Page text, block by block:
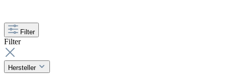
Filter
Filter
Hersteller